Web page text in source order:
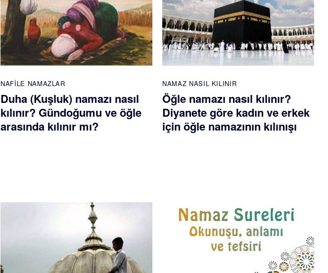
NAFILE NAMAZLAR
Duha (Kuşluk) namazı nasıl
kılınır? Gündoğumu ve öğle
arasında kılınır mı?
NAMAZ NASIL KILINIR
Öğle namazı nasıl kılınır?
Diyanete göre kadın ve erkek
için öğle namazının kılınışı